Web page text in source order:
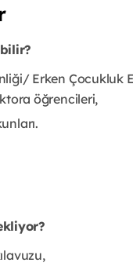
Erken Çocukluk
öğrencileri,